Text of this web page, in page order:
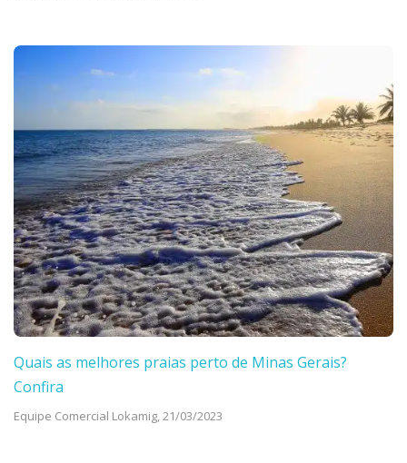
Quais as melhores praias perto de Minas Gerais?
Confira
Equipe Comercial Lokamig,21/03/2023